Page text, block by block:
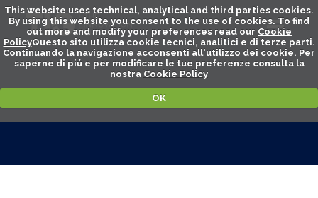
This website uses technical, analytical and third parties cookies.
By using this website you consent to the use of cookies. To find
out more and modify your preferences read our Cookie
PolicyQuesto sito utilizza cookie tecnici, analitici e di terze parti.
Continuando la navigazione acconsenti all'utilizzo dei cookie. Per
saperne di piú e per modificare le tue preferenze consulta la
nostra Cookie Policy
OK